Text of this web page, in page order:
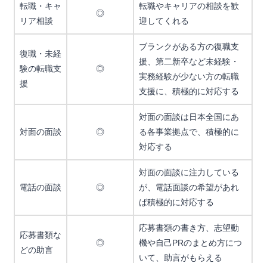
転職・キャ
リア相談
◎
転職やキャリアの相談を歓
迎してくれる
復職・未経
験の転職支
援
◎
ブランクがある方の復職支
援、第二新卒など未経験・
実務経験が少ない方の転職
支援に、積極的に対応する
対面の面談 ◎
対面の面談は日本全国にあ
る各事業拠点で、積極的に
対応する
電話の面談 ◎
対面の面談に注力している
が、電話面談の希望があれ
ば積極的に対応する
応募書類な
どの助言
◎
応募書類の書き方、志望動
機や自己PRのまとめ方につ
いて、助言がもらえる